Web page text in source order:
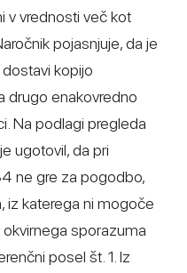
v vrednosti več kot
pojasnjuje, da je
kopijo
drugo enakovredno
Na podlagi pregleda
ugotovil, da pri
ne gre za pogodbo,
iz katerega ni mogoče
sporazuma
posel št. 1. Iz